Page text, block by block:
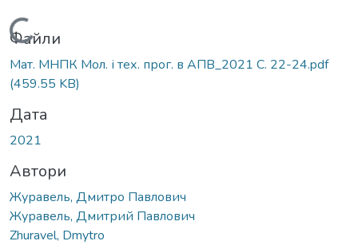
Вантажиться...
Файли
Мат. МНПК Мол. і тех. прог. в АПВ_2021 С. 22-24.pdf
(459.55 KB)
Дата
2021
Автори
Журавель, Дмитро Павлович
Журавель, Дмитрий Павлович
Zhuravel, Dmytro